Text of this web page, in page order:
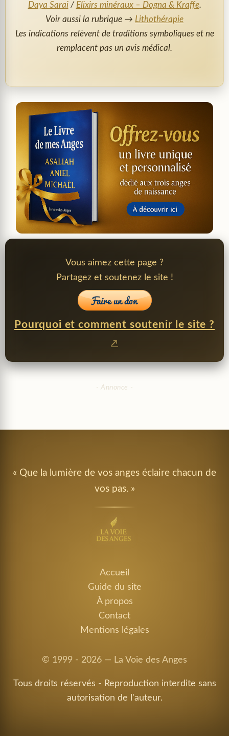
Daya Sarai/ Elixirs minéraux – Dogna & Kraffe.
Voir aussi la rubrique → Lithothérapie
Les indications relèvent de traditions symboliques et ne
remplacent pas un avis médical.
Vous aimez cette page ?
Partagez et soutenez le site !
Pourquoi et comment soutenir le site ?
« Que la lumière de vos anges éclaire chacun de
vos pas. »
Accueil
Guide du site
À propos
Contact
Mentions légales
© 1999 - 2026 — La Voie des Anges
Tous droits réservés - Reproduction interdite sans
autorisation de l'auteur.